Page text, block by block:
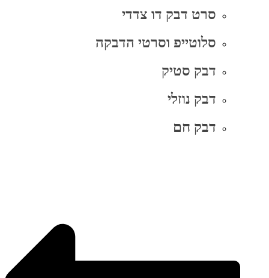
סרט דבק דו צדדי
סלוטייפ וסרטי הדבקה
דבק סטיק
דבק נוזלי
דבק חם